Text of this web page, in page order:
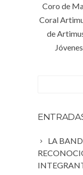
Coro de
Coral
de
LA